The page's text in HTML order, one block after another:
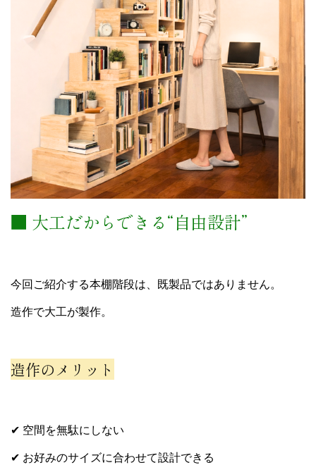
■ 大工だからできる“自由設計”
今回ご紹介する本棚階段は、既製品ではありません。
造作で大工が製作。
造作のメリット
✔ 空間を無駄にしない
✔ お好みのサイズに合わせて設計できる